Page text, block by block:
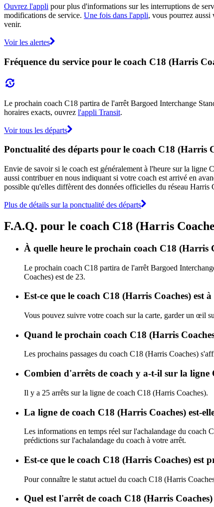
Ouvrez l'appli pour plus d'informations sur les interruptions de
modifications de service. Une fois dans l'appli, vous pourrez
venir.
Voir les alertes
Fréquence du service pour le coach C18 (Harris
Le prochain coach C18 partira de l'arrêt Bargoed Interchange
horaires exacts, ouvrez l'appli Transit.
Voir tous les départs
Ponctualité des départs pour le coach C18 (Harris
Envie de savoir si le coach est généralement à l'heure sur la ligne
aussi contribuer en nous indiquant si votre coach est arrivé en
possible qu'elles diffèrent des données officielles du réseau Harris
Plus de détails sur la ponctualité des départs
F.A.Q. pour le coach C18 (Harris
À quelle heure le prochain coach C18
Le prochain coach C18 partira de l'arrêt Bargoed
Coaches) est de 23.
Est-ce que le coach C18 (Harris Coaches) est
Vous pouvez suivre votre coach sur la carte, garder un œil
Quand le prochain coach C18 (Harris
Les prochains passages du coach C18 (Harris Coaches)
Combien d'arrêts de coach y a-t-il sur la
Il y a 25 arrêts sur la ligne de coach C18 (Harris Coaches).
La ligne de coach C18 (Harris Coaches) est-
Les informations en temps réel sur l'achalandage du coach
prédictions sur l'achalandage du coach à votre arrêt.
Est-ce que le coach C18 (Harris Coaches) est
Pour connaître le statut actuel du coach C18 (Harris
Quel est l'arrêt de coach C18 (Harris